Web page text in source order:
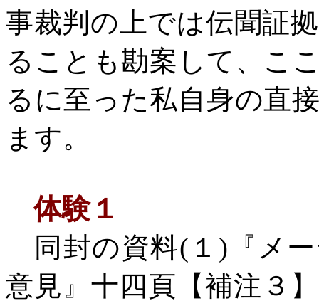
事裁判の上では伝聞証
ることも勘案して、こ
るに至った私自身の直
ます。
体験１
同封の資料( １ ) 『メ
意見』十四頁【補注３